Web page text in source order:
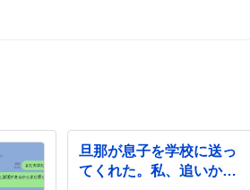
旦那が息子を学校に送っ
てくれた。私、追いかけ